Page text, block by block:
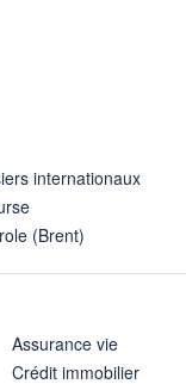
internationaux
(Brent)
Assurance vie
Crédit immobilier